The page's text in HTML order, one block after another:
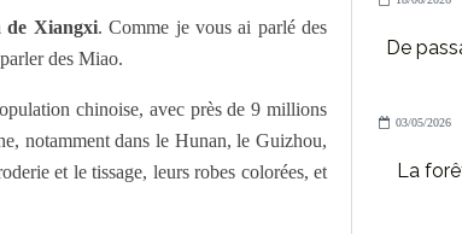
de Xiangxi. Comme je vous ai parlé des
des Miao.
chinoise, avec près de 9 millions
notamment dans le Hunan, le Guizhou,
et le tissage, leurs robes colorées, et
De
03/05/2026
La